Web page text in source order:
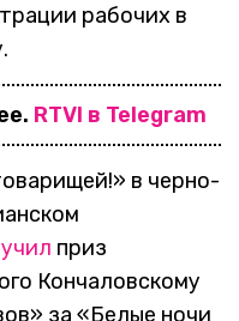
рабочих в
RTVI в Telegram
в черно-
приз
Кончаловскому
за «Белые ночи